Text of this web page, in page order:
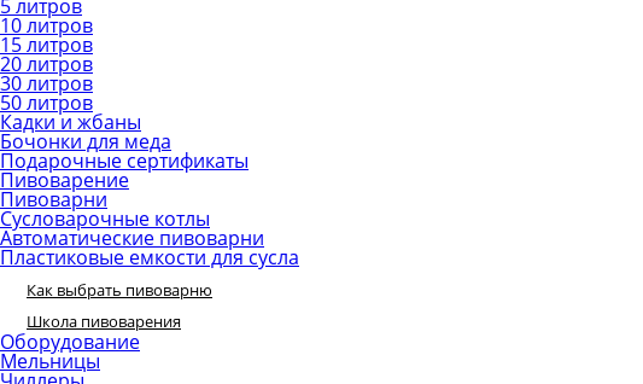
5 литров
10 литров
15 литров
20 литров
30 литров
50 литров
Кадки и жбаны
Бочонки для меда
Подарочные сертификаты
Пивоварение
Пивоварни
Сусловарочные котлы
Автоматические пивоварни
Пластиковые емкости для сусла
Как выбрать пивоварню
Школа пивоварения
Оборудование
Мельницы